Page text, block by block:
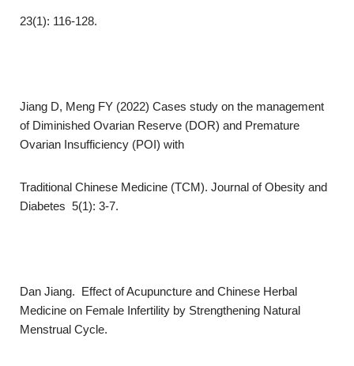
23(1): 116-128.
Jiang D, Meng FY (2022) Cases study on the management
of Diminished Ovarian Reserve (DOR) and Premature
Ovarian Insufficiency (POI) with
Traditional Chinese Medicine (TCM). Journal of Obesity and
Diabetes 5(1): 3-7.
Dan Jiang. Effect of Acupuncture and Chinese Herbal
Medicine on Female Infertility by Strengthening Natural
Menstrual Cycle.